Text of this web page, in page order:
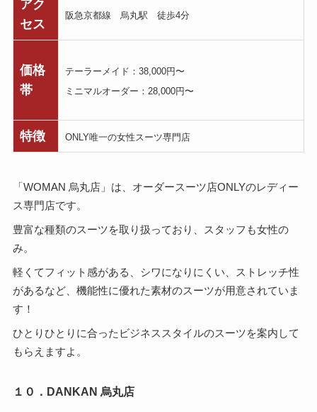
アク
セス
阪急京都線 烏丸駅 徒歩4分
価格
帯
テーラーメイド：38,000円〜
ミニマルオーダー：28,000円〜
特徴 ONLY唯一の女性スーツ専門店
「WOMAN 烏丸店」は、オーダースーツ店ONLYのレディー
ス専門店です。
豊富な種類のスーツを取り扱っており、スタッフも女性の
み。
軽くてフィット感がある、シワになりにくい、ストレッチ性
があるなど、機能性に優れた素材のスーツが用意されていま
す！
ひとりひとりに合ったビジネススタイルのスーツを案内して
もらえますよ。
１０．DANKAN 烏丸店